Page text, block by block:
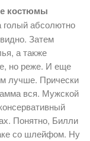
костюмы
абсолютно
Затем
а также
но реже. И еще
лучше. Прически
вся. Мужской
Понятно, Билли
со шлейфом. Ну